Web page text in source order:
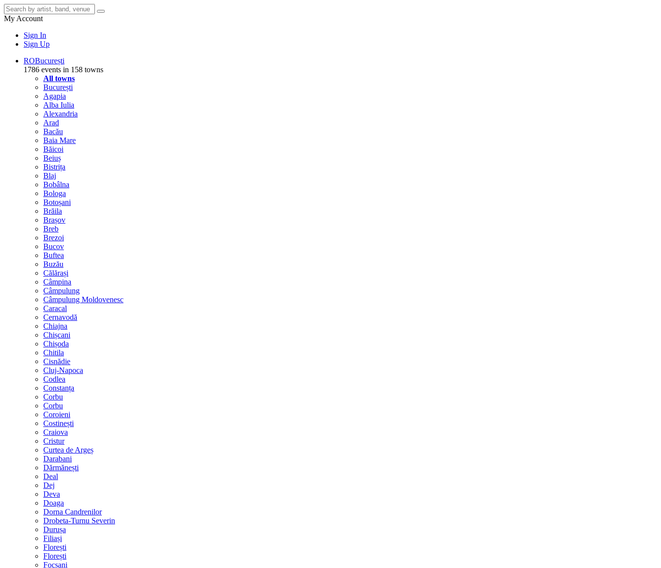
My Account
Sign In
Sign Up
ROBucurești
1786 events in 158 towns
All towns
București
Agapia
Alba Iulia
Alexandria
Arad
Bacău
Baia Mare
Băicoi
Beiuș
Bistrița
Blaj
Bobâlna
Bologa
Botoșani
Brăila
Brașov
Breb
Brezoi
Bucov
Buftea
Buzău
Călărași
Câmpina
Câmpulung
Câmpulung Moldovenesc
Caracal
Cernavodă
Chiajna
Chișcani
Chișoda
Chitila
Cisnădie
Cluj-Napoca
Codlea
Constanța
Corbu
Corbu
Coroieni
Costinești
Craiova
Cristur
Curtea de Argeș
Darabani
Dărmănești
Deal
Dej
Deva
Doaga
Dorna Candrenilor
Drobeta-Turnu Severin
Durușa
Filiași
Florești
Florești
Focșani